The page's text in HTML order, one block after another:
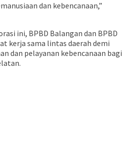
dan kebencanaan,”
ini, BPBD Balangan dan BPBD
kerja sama lintas daerah demi
dan pelayanan kebencanaan bagi